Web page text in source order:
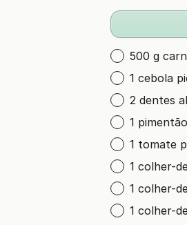
500 g
1 cebola
2 dentes
1
1 tomate
1 colher-
1 colher-
1 colher-